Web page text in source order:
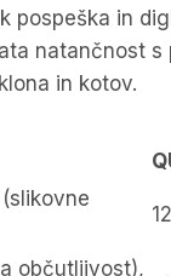
pospeška in
natančnost s
in kotov.
12
občutljivost),